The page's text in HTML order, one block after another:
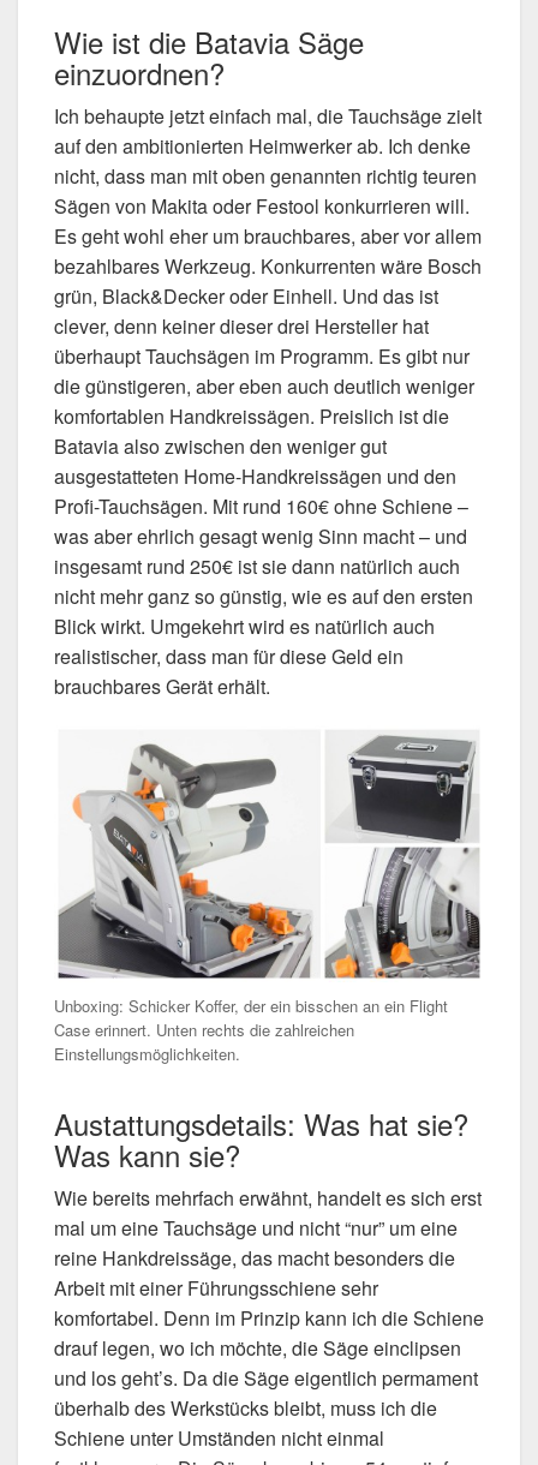
Wie ist die Batavia Säge
einzuordnen?
Ich behaupte jetzt einfach mal, die Tauchsäge zielt
auf den ambitionierten Heimwerker ab. Ich denke
nicht, dass man mit oben genannten richtig teuren
Sägen von Makita oder Festool konkurrieren will.
Es geht wohl eher um brauchbares, aber vor allem
bezahlbares Werkzeug. Konkurrenten wäre Bosch
grün, Black&Decker oder Einhell. Und das ist
clever, denn keiner dieser drei Hersteller hat
überhaupt Tauchsägen im Programm. Es gibt nur
die günstigeren, aber eben auch deutlich weniger
komfortablen Handkreissägen. Preislich ist die
Batavia also zwischen den weniger gut
ausgestatteten Home-Handkreissägen und den
Profi-Tauchsägen. Mit rund 160€ ohne Schiene –
was aber ehrlich gesagt wenig Sinn macht – und
insgesamt rund 250€ ist sie dann natürlich auch
nicht mehr ganz so günstig, wie es auf den ersten
Blick wirkt. Umgekehrt wird es natürlich auch
realistischer, dass man für diese Geld ein
brauchbares Gerät erhält.
Unboxing: Schicker Koffer, der ein bisschen an ein Flight
Case erinnert. Unten rechts die zahlreichen
Einstellungsmöglichkeiten.
Austattungsdetails: Was hat sie?
Was kann sie?
Wie bereits mehrfach erwähnt, handelt es sich erst
mal um eine Tauchsäge und nicht “nur” um eine
reine Hankdreissäge, das macht besonders die
Arbeit mit einer Führungsschiene sehr
komfortabel. Denn im Prinzip kann ich die Schiene
drauf legen, wo ich möchte, die Säge einclipsen
und los geht’s. Da die Säge eigentlich permament
überhalb des Werkstücks bleibt, muss ich die
Schiene unter Umständen nicht einmal